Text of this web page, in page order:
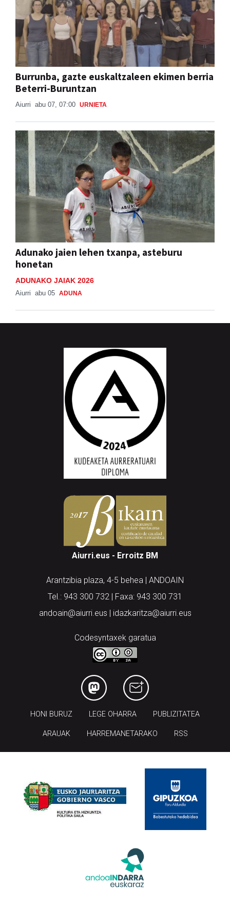
Burrunba, gazte euskaltzaleen ekimen berria
Beterri-Buruntzan
Aiurri abu 07, 07:00 URNIETA
Adunako jaien lehen txanpa, asteburu
honetan
ADUNAKO JAIAK 2026
Aiurri abu 05 ADUNA
Aiurri.eus - Erroitz BM
Arantzibia plaza, 4-5 behea | ANDOAIN
Tel.: 943 300 732 | Faxa: 943 300 731
andoain@aiurri.eus | idazkaritza@aiurri.eus
Codesyntaxek garatua
HONI BURUZ LEGE OHARRA PUBLIZITATEA
ARAUAK HARREMANETARAKO RSS